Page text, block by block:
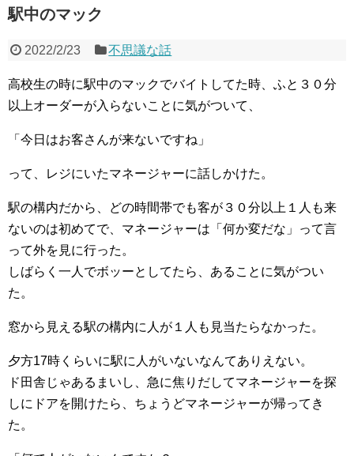
駅中のマック
2022/2/23 不思議な話
高校生の時に駅中のマックでバイトしてた時、ふと３０分
以上オーダーが入らないことに気がついて、
「今日はお客さんが来ないですね」
って、レジにいたマネージャーに話しかけた。
駅の構内だから、どの時間帯でも客が３０分以上１人も来
ないのは初めてで、マネージャーは「何か変だな」って言
って外を見に行った。
しばらく一人でボッーとしてたら、あることに気がつい
た。
窓から見える駅の構内に人が１人も見当たらなかった。
夕方17時くらいに駅に人がいないなんてありえない。
ド田舎じゃあるまいし、急に焦りだしてマネージャーを探
しにドアを開けたら、ちょうどマネージャーが帰ってき
た。